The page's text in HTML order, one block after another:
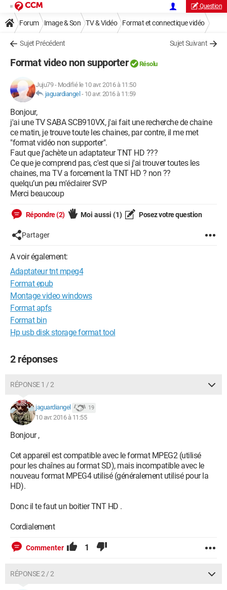
Question
Forum Image & Son TV & Vidéo Format et connectique vidéo
Sujet Précédent Sujet Suivant
Format video non supporter Résolu
Juju79- Modifié le 10 avr. 2016 à 11:50
jaguardiangel - 10 avr. 2016 à 11:59
Bonjour,
j'ai une TV SABA SCB910VX, j'ai fait une recherche de chaine
ce matin, je trouve toute les chaines, par contre, il me met
"format vidéo non supporter".
Faut que j’achète un adaptateur TNT HD ???
Ce que je comprend pas, c'est que si j'ai trouver toutes les
chaines, ma TV a forcement la TNT HD ? non ??
quelqu’un peu m'éclairer SVP
Merci beaucoup
Répondre (2) Moi aussi (1) Posez votre question
Partager
A voir également:
Adaptateur tnt mpeg4
Format epub
Montage video windows
Format apfs
Format bin
Hp usb disk storage format tool
2 réponses
RÉPONSE 1 / 2
jaguardiangel 19
10 avr. 2016 à 11:55
Bonjour ,
Cet appareil est compatible avec le format MPEG2 (utilisé
pour les chaînes au format SD), mais incompatible avec le
nouveau format MPEG4 utilisé (généralement utilisé pour la
HD).
Donc il te faut un boitier TNT HD .
Cordialement
Commenter 1
RÉPONSE 2 / 2